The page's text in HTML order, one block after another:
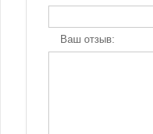
Ваш отзыв: